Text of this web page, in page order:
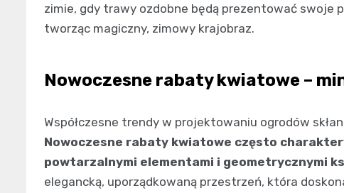
zimie, gdy trawy ozdobne będą prezentować
tworząc magiczny, zimowy krajobraz.
Nowoczesne rabaty kwiatowe –
Współczesne trendy w projektowaniu ogrodów
Nowoczesne rabaty kwiatowe często
powtarzalnymi elementami i geometrycznymi
elegancką, uporządkowaną przestrzeń, która